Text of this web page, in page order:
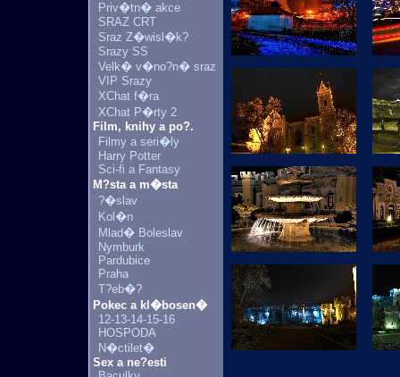
Priv�tn� akce
SRAZ CRT
Sraz Z�wisl�k?
Srazy SS
Velk� v�no?n� sraz
VIP Srazy
XChat f�ra
XChat P�rty 2
Film, knihy a po?.
Filmy a seri�ly
Harry Potter
Sci-fi a Fantasy
M?sta a m�sta
?�slav
Kol�n
Mlad� Boleslav
Nymburk
Pardubice
Praha
T?eb�?
Pokec a kl�bosen�
12-13-14-15-16
HOSPODA
N�ctilet�
Sex a ne?esti